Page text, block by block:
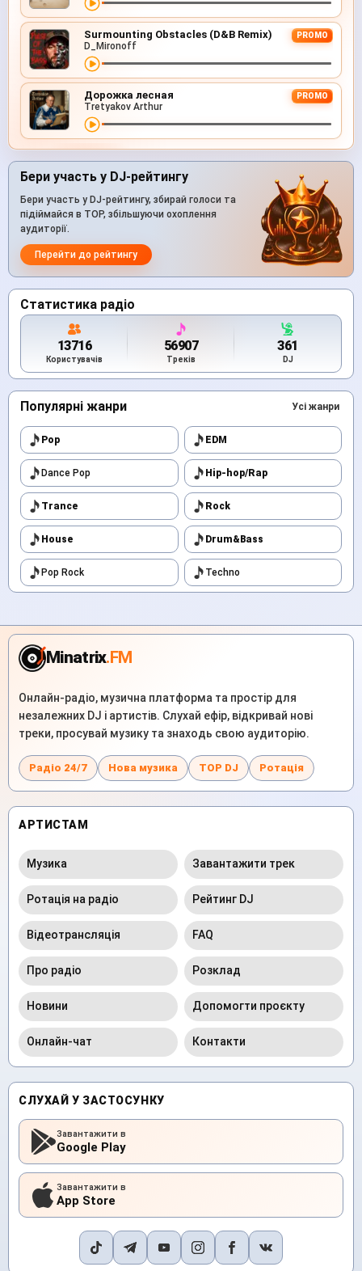
Surmounting Obstacles (D&B Remix) PROMO
D_Mironoff
Дорожка лесная PROMO
Tretyakov Arthur
Бери участь у DJ-рейтингу
Бери участь у DJ-рейтингу, збирай голоси та
підіймайся в TOP, збільшуючи охоплення
аудиторії.
Перейти до рейтингу
Статистика радіо
13716
Користувачів
56907
Треків
361
DJ
Популярні жанри Усі жанри
Pop EDM
Dance Pop Hip-hop/Rap
Trance Rock
House Drum&Bass
Pop Rock Techno
Minatrix.FM
Онлайн-радіо, музична платформа та простір для
незалежних DJ і артистів. Слухай ефір, відкривай нові
треки, просувай музику та знаходь свою аудиторію.
Радіо 24/7 Нова музика TOP DJ Ротація
АРТИСТАМ
Музика Завантажити трек
Ротація на радіо Рейтинг DJ
Відеотрансляція FAQ
Про радіо Розклад
Новини Допомогти проєкту
Онлайн-чат Контакти
СЛУХАЙ У ЗАСТОСУНКУ
Завантажити в
Google Play
Завантажити в
App Store